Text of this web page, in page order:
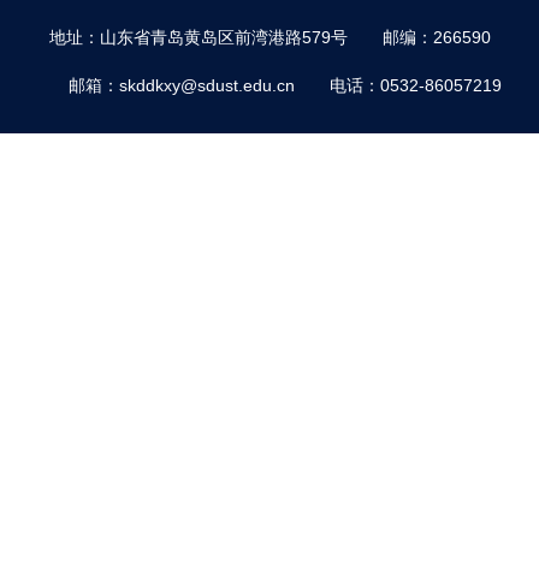
地址：山东省青岛黄岛区前湾港路579号 邮编：266590
邮箱：skddkxy@sdust.edu.cn 电话：0532-86057219